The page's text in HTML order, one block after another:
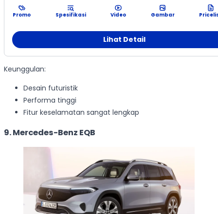
Promo Spesifikasi Video Gambar
Lihat Detail
Keunggulan:
Desain futuristik
Performa tinggi
Fitur keselamatan sangat lengkap
9. Mercedes-Benz EQB